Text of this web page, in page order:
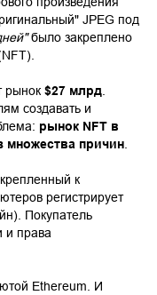
JPEG под
было закреплено
рынок $27 млрд.
создавать и
рынок NFT в
множества причин.
к
регистрирует
Покупатель
и права
Ethereum. И